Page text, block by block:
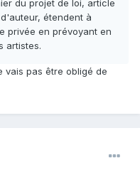
du projet de loi, article
étendent à
privée en prévoyant en
artistes.
vais pas être obligé de